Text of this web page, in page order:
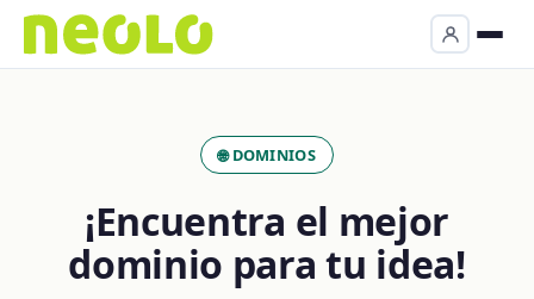
🌐 DOMINIOS
¡Encuentra el mejor
dominio para tu idea!